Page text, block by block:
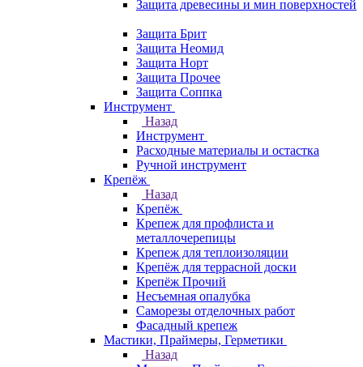
Защита древесины и мин поверхностей
Защита Брит
Защита Неомид
Защита Норт
Защита Прочее
Защита Соппка
Инструмент
Назад
Инструмент
Расходные материалы и остастка
Ручной инструмент
Крепёж
Назад
Крепёж
Крепеж для профлиста и
металлочерепицы
Крепеж для теплоизоляции
Крепёж для террасной доски
Крепёж Прочий
Несъемная опалубка
Саморезы отделочных работ
Фасадный крепеж
Мастики, Праймеры, Герметики
Назад